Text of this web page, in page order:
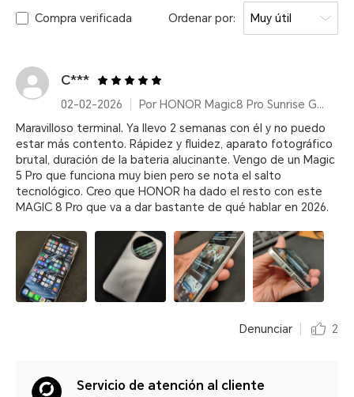
Compra verificada Ordenar por: Muy útil
C***
02-02-2026
Por HONOR Magic8 Pro Sunrise Gold, 12+512GB, Snapdragon® 8 Elite Gen 5, 200MP, 6270mAh, IP68/IP69/IP69K
Maravilloso terminal. Ya llevo 2 semanas con él y no puedo
estar más contento. Rápidez y fluidez, aparato fotográfico
brutal, duración de la bateria alucinante. Vengo de un Magic
5 Pro que funciona muy bien pero se nota el salto
tecnológico. Creo que HONOR ha dado el resto con este
MAGIC 8 Pro que va a dar bastante de qué hablar en 2026.
Denunciar 2
Servicio de atención al cliente